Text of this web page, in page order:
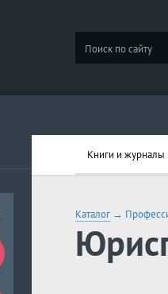
Книги и журналы
Каталог →